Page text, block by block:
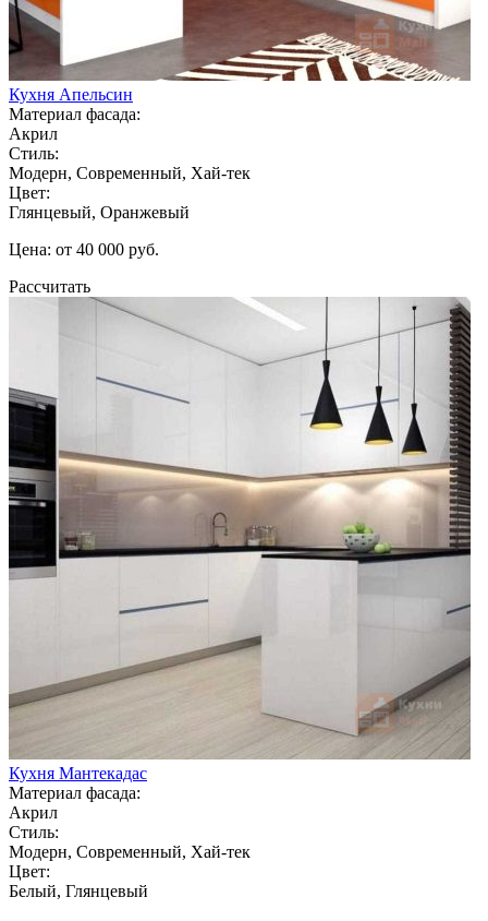
Кухня Апельсин
Материал фасада:
Акрил
Стиль:
Модерн, Современный, Хай-тек
Цвет:
Глянцевый, Оранжевый
Цена: от 40 000 руб.
Рассчитать
Кухня Мантекадас
Материал фасада:
Акрил
Стиль:
Модерн, Современный, Хай-тек
Цвет:
Белый, Глянцевый